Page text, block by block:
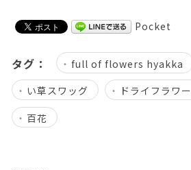
Pocket
タグ： full of flowers hyakka
い草スワッグ
ドライフラワー
百花